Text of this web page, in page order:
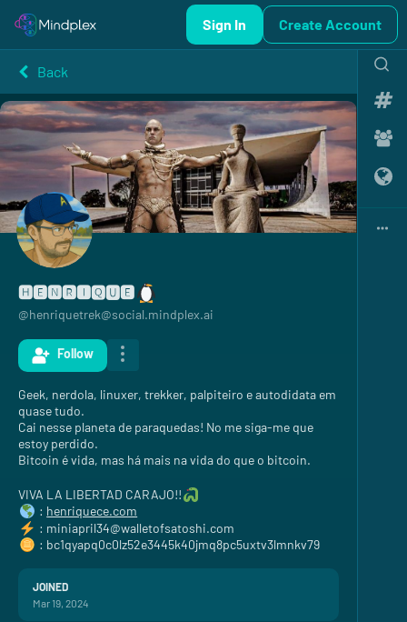
Sign In Create Account
Back
🅷🅴🅽🆁🅸🆀🆄🅴
@henriquetrek@social.mindplex.ai
Follow
Geek, nerdola, linuxer, trekker, palpiteiro e autodidata em
quase tudo.
Cai nesse planeta de paraquedas! No me siga-me que
estoy perdido.
Bitcoin é vida, mas há mais na vida do que o bitcoin.
VIVA LA LIBERTAD CARAJO!!
: henriquece.com
: miniapril34@walletofsatoshi.com
: bc1qyapq0c0lz52e3445k40jmq8pc5uxtv3lmnkv79
JOINED
Mar 19, 2024